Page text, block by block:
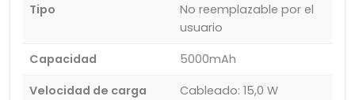
Tipo
No reemplazable por el
usuario
Capacidad
5000mAh
Velocidad de carga
Cableado: 15,0 W